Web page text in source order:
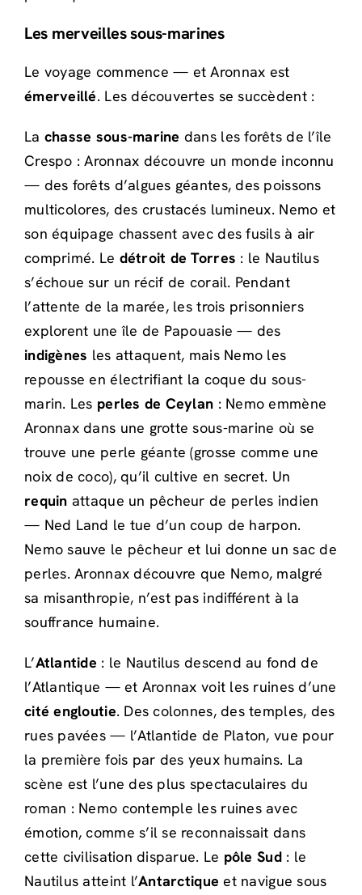
Les merveilles sous-marines
Le voyage commence — et Aronnax est
émerveillé. Les découvertes se succèdent :
La chasse sous-marine dans les forêts de l’île
Crespo : Aronnax découvre un monde inconnu
— des forêts d’algues géantes, des poissons
multicolores, des crustacés lumineux. Nemo et
son équipage chassent avec des fusils à air
comprimé. Le détroit de Torres : le Nautilus
s’échoue sur un récif de corail. Pendant
l’attente de la marée, les trois prisonniers
explorent une île de Papouasie — des
indigènes les attaquent, mais Nemo les
repousse en électrifiant la coque du sous-
marin. Les perles de Ceylan : Nemo emmène
Aronnax dans une grotte sous-marine où se
trouve une perle géante (grosse comme une
noix de coco), qu’il cultive en secret. Un
requin attaque un pêcheur de perles indien
— Ned Land le tue d’un coup de harpon.
Nemo sauve le pêcheur et lui donne un sac de
perles. Aronnax découvre que Nemo, malgré
sa misanthropie, n’est pas indifférent à la
souffrance humaine.
L’Atlantide : le Nautilus descend au fond de
l’Atlantique — et Aronnax voit les ruines d’une
cité engloutie. Des colonnes, des temples, des
rues pavées — l’Atlantide de Platon, vue pour
la première fois par des yeux humains. La
scène est l’une des plus spectaculaires du
roman : Nemo contemple les ruines avec
émotion, comme s’il se reconnaissait dans
cette civilisation disparue. Le pôle Sud: le
Nautilus atteint l’Antarctique et navigue sous